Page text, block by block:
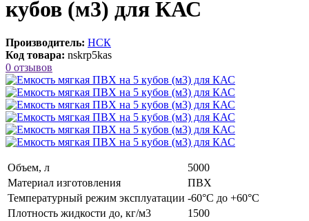
кубов (м3) для КАС
Производитель: НСК
Код товара: nskrp5kas
0 отзывов
Объем, л
5000
Материал изготовления
ПВХ
Температурный режим эксплуатации -60°C до +60°C
Плотность жидкости до, кг/м3
1500